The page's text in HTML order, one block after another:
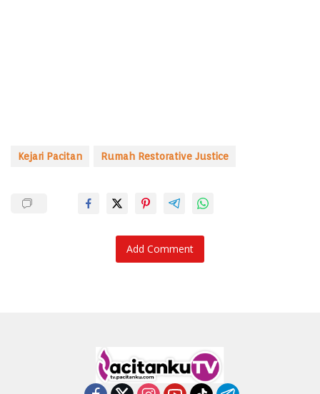
Kejari Pacitan Rumah Restorative Justice
Add Comment